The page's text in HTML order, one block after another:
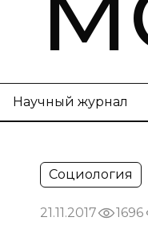
Научный журнал
Социология
21.11.2017 1696